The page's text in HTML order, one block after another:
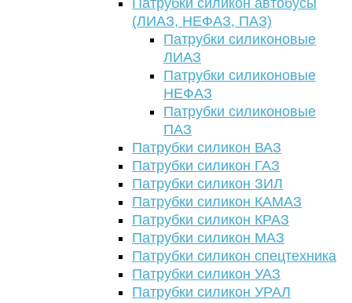
Патрубки силикон автобусы
(ЛИАЗ, НЕФАЗ, ПАЗ)
Патрубки силиконовые
ЛИАЗ
Патрубки силиконовые
НЕФАЗ
Патрубки силиконовые
ПАЗ
Патрубки силикон ВАЗ
Патрубки силикон ГАЗ
Патрубки силикон ЗИЛ
Патрубки силикон КАМАЗ
Патрубки силикон КРАЗ
Патрубки силикон МАЗ
Патрубки силикон спецтехника
Патрубки силикон УАЗ
Патрубки силикон УРАЛ